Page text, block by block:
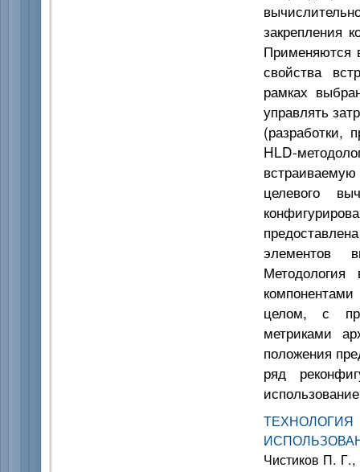
закрепления
Применяются
свойства
рамках
управлять
(разработки,
HLD-
целевого
элементов
целом, с
метриками
положения
ряд
Чистиков П.